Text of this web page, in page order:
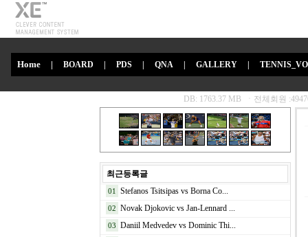
Home | BOARD PDS QNA GALLERY
최근등록글
01 Stefanos Tsitsipas vs Borna Co...
02 Novak Djokovic vs Jan-Lennard ...
03 Daniil Medvedev vs Dominic Thi...